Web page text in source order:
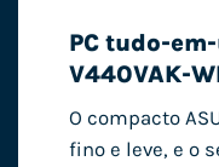
PC tudo-
V440VAK-
O compacto
fino e leve, e o